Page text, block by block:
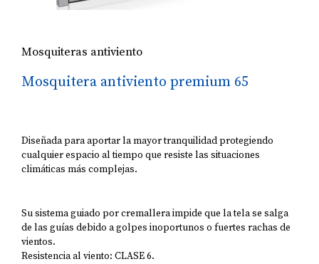
Mosquiteras antiviento
Mosquitera antiviento premium 65
Diseñada para aportar la mayor tranquilidad protegiendo
cualquier espacio al tiempo que resiste las situaciones
climáticas más complejas.
Su sistema guiado por cremallera impide que la tela se salga
de las guías debido a golpes inoportunos o fuertes rachas de
vientos.
Resistencia al viento: CLASE 6.